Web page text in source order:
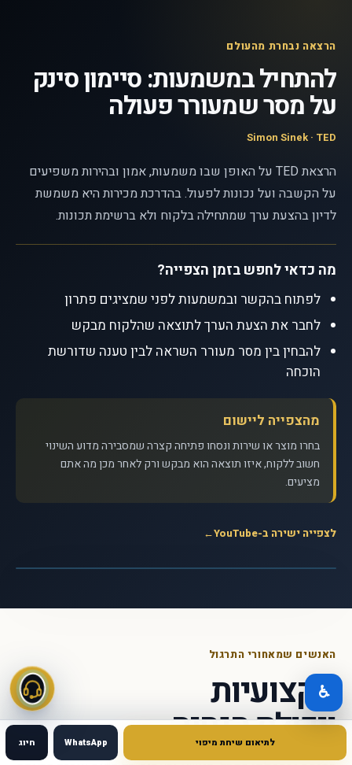
הרצאה נבחרת מהעולם
להתחיל במשמעות: סיימון סינק
על מסר שמעורר פעולה
Simon Sinek · TED
הרצאת TED על האופן שבו משמעות, אמון ובהירות משפיעים
על הקשבה ועל נכונות לפעול. בהדרכת מכירות היא משמשת
לדיון בהצעת ערך שמתחילה בלקוח ולא ברשימת תכונות.
מה כדאי לחפש בזמן הצפייה?
לפתוח בהקשר ובמשמעות לפני שמציגים פתרון
לחבר את הצעת הערך לתוצאה שהלקוח מבקש
להבחין בין מסר מעורר השראה לבין טענה שדורשת
הוכחה
מהצפייה ליישום
בחרו מוצר או שירות ונסחו פתיחה קצרה שמסבירה מדוע השינוי
חשוב ללקוח, איזו תוצאה הוא מבקש ורק לאחר מכן מה אתם
מציעים.
לצפייה ישירה ב-YouTube ←
שמעורר פעולה - Simon Sinek · TED
האנשים שמאחורי התרגול
מקצועיות
ויכולת הנחיה
לתיאום שיחת מיפוי WhatsApp חיוג
♿